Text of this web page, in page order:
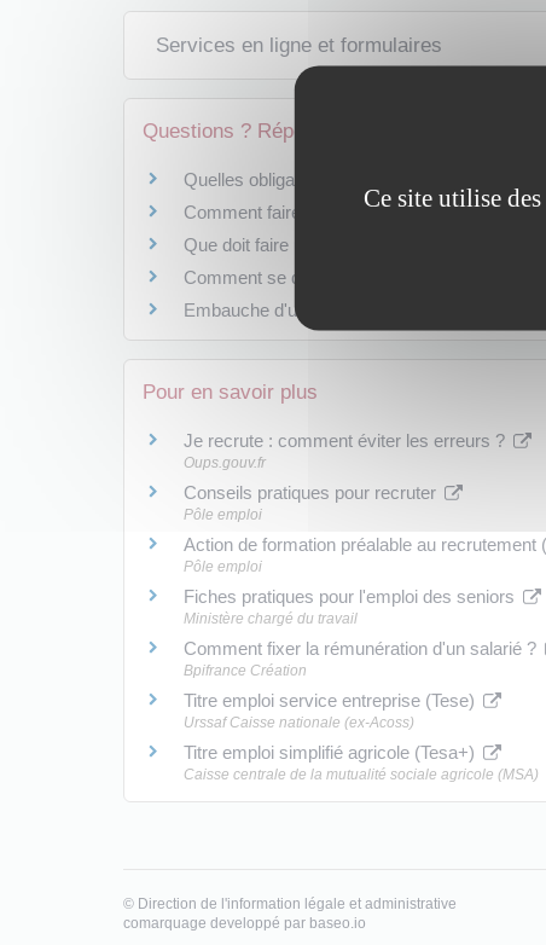
Services en ligne et formulaires
Questions ? Réponses !
Quelles obligations pour l'employeur en
Comment faire pour embaucher un salarié
Que doit faire un Britannique ou un membre
Comment se distingue le travailleur
Embauche d'un salarié par un groupement
Pour en savoir plus
Je recrute : comment éviter les erreurs ?
Oups.gouv.fr
Conseils pratiques pour recruter
Pôle emploi
Action de formation préalable au recrutement
Pôle emploi
Fiches pratiques pour l'emploi des seniors
Ministère chargé du travail
Comment fixer la rémunération d'un salarié ?
Bpifrance Création
Titre emploi service entreprise (Tese)
Urssaf Caisse nationale (ex-Acoss)
Titre emploi simplifié agricole (Tesa+)
Caisse centrale de la mutualité sociale agricole (MSA)
© Direction de l'information légale et administrative
comarquage developpé par baseo.io
Ce site utilise